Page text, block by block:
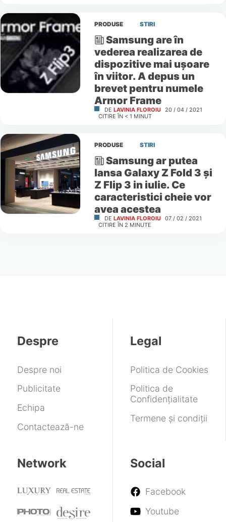
PRODUSE STIRI
Samsung are în
vederea realizarea de
dispozitive mai ușoare
în viitor. A depus un
brevet pentru numele
Armor Frame
DE LAVINIA FLOROIU 20 / 04 / 2021
CITIRE ÎN < 1 MINUT
PRODUSE STIRI
Samsung ar putea
lansa Galaxy Z Fold 3 și
Z Flip 3 in iulie. Ce
caracteristici cheie vor
avea acestea
DE LAVINIA FLOROIU 07 / 02 / 2021
CITIRE ÎN 2 MINUTE
Despre
Despre noi
Publicitate
Echipa
Contactează-ne
Legal
Politica de Cookies
Politica de
Confidențialitate
Termene și condiții
Network Social
Facebook
Youtube